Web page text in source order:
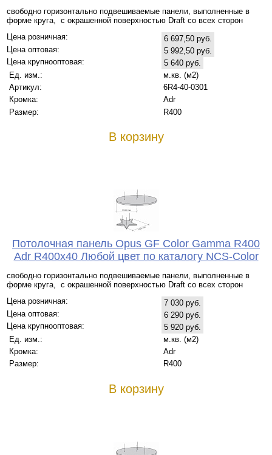
свободно горизонтально подвешиваемые панели, выполненные в
форме круга, с окрашенной поверхностью Draft со всех сторон
Цена розничная:
6 697,50 руб.
Цена оптовая:
5 992,50 руб.
Цена крупнооптовая:
5 640 руб.
Ед. изм.:
м.кв. (м2)
Артикул:
6R4-40-0301
Кромка:
Adr
Размер:
R400
В корзину
Потолочная панель Opus GF Color Gamma R400
Adr R400x40 Любой цвет по каталогу NCS-Color
свободно горизонтально подвешиваемые панели, выполненные в
форме круга, с окрашенной поверхностью Draft со всех сторон
Цена розничная:
7 030 руб.
Цена оптовая:
6 290 руб.
Цена крупнооптовая:
5 920 руб.
Ед. изм.:
м.кв. (м2)
Кромка:
Adr
Размер:
R400
В корзину